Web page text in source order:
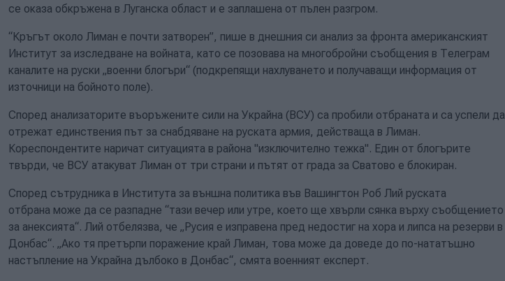
се оказа обкръжена в Луганска област и е заплашена от пълен разгром.
“Кръгът около Лиман е почти затворен”, пише в днешния си анализ за фронта американският
Институт за изследване на войната, като се позовава на многобройни съобщения в Телеграм
каналите на руски „военни блогъри“ (подкрепящи нахлуването и получаващи информация от
източници на бойното поле).
Според анализаторите въоръжените сили на Украйна (ВСУ) са пробили отбраната и са успели да
отрежат единствения път за снабдяване на руската армия, действаща в Лиман.
Кореспондентите наричат ​​ситуацията в района "изключително тежка". Един от блогърите
твърди, че ВСУ атакуват Лиман от три страни и пътят от града за Сватово е блокиран.
Според сътрудника в Института за външна политика във Вашингтон Роб Лий руската
отбрана може да се разпадне “тази вечер или утре, което ще хвърли сянка върху съобщението
за анексията“. Лий отбелязва, че „Русия е изправена пред недостиг на хора и липса на резерви в
Донбас“. „Ако тя претърпи поражение край Лиман, това може да доведе до по-нататъшно
настъпление на Украйна дълбоко в Донбас“, смята военният експерт.